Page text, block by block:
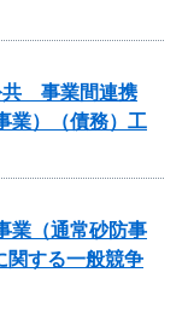
共 事業間連携
業）（債務）工
業（通常砂防事
関する一般競争